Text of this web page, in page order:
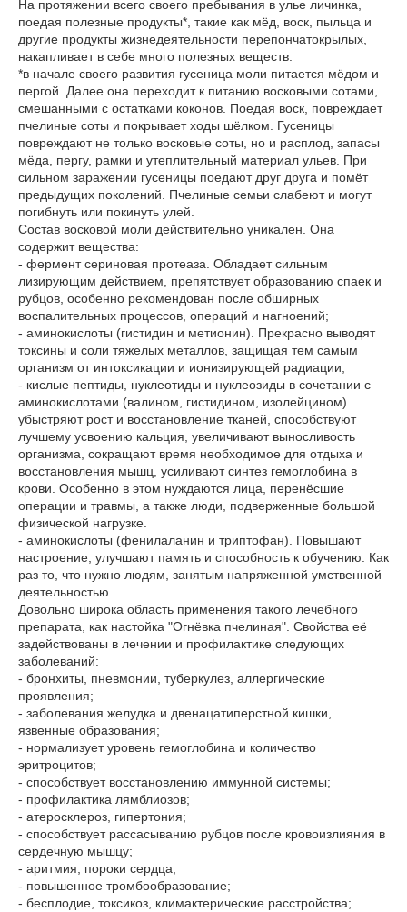
На протяжении всего своего пребывания в улье личинка,
поедая полезные продукты*, такие как мёд, воск, пыльца и
другие продукты жизнедеятельности перепончатокрылых,
накапливает в себе много полезных веществ.
*в начале своего развития гусеница моли питается мёдом и
пергой. Далее она переходит к питанию восковыми сотами,
смешанными с остатками коконов. Поедая воск, повреждает
пчелиные соты и покрывает ходы шёлком. Гусеницы
повреждают не только восковые соты, но и расплод, запасы
мёда, пергу, рамки и утеплительный материал ульев. При
сильном заражении гусеницы поедают друг друга и помёт
предыдущих поколений. Пчелиные семьи слабеют и могут
погибнуть или покинуть улей.
Состав восковой моли действительно уникален. Она
содержит вещества:
- фермент сериновая протеаза. Обладает сильным
лизирующим действием, препятствует образованию спаек и
рубцов, особенно рекомендован после обширных
воспалительных процессов, операций и нагноений;
- аминокислоты (гистидин и метионин). Прекрасно выводят
токсины и соли тяжелых металлов, защищая тем самым
организм от интоксикации и ионизирующей радиации;
- кислые пептиды, нуклеотиды и нуклеозиды в сочетании с
аминокислотами (валином, гистидином, изолейцином)
убыстряют рост и восстановление тканей, способствуют
лучшему усвоению кальция, увеличивают выносливость
организма, сокращают время необходимое для отдыха и
восстановления мышц, усиливают синтез гемоглобина в
крови. Особенно в этом нуждаются лица, перенёсшие
операции и травмы, а также люди, подверженные большой
физической нагрузке.
- аминокислоты (фенилаланин и триптофан). Повышают
настроение, улучшают память и способность к обучению. Как
раз то, что нужно людям, занятым напряженной умственной
деятельностью.
Довольно широка область применения такого лечебного
препарата, как настойка "Огнёвка пчелиная". Свойства её
задействованы в лечении и профилактике следующих
заболеваний:
- бронхиты, пневмонии, туберкулез, аллергические
проявления;
- заболевания желудка и двенацатиперстной кишки,
язвенные образования;
- нормализует уровень гемоглобина и количество
эритроцитов;
- способствует восстановлению иммунной системы;
- профилактика лямблиозов;
- атеросклероз, гипертония;
- способствует рассасыванию рубцов после кровоизлияния в
сердечную мышцу;
- аритмия, пороки сердца;
- повышенное тромбообразование;
- бесплодие, токсикоз, климактерические расстройства;